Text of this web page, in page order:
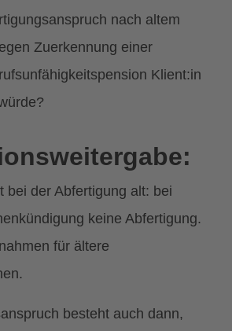
nach altem
Zuerkennung einer
Klient:in
bei der Abfertigung alt: bei
keine Abfertigung.
für ältere
besteht auch dann,